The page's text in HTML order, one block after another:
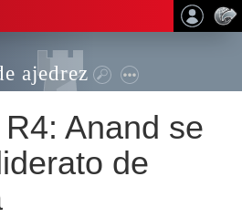
ajedrez
Anand se
de